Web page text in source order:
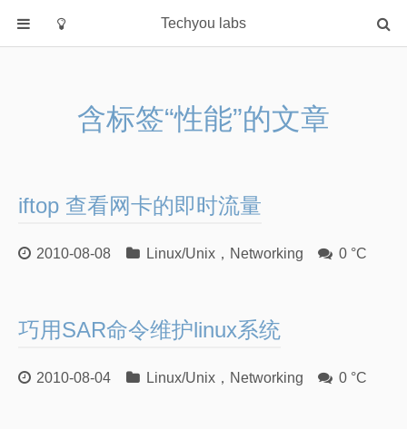
Techyou labs
Cloud
关于作者
含标签“性能”的文章
iftop 查看网卡的即时流量
2010-08-08 Linux/Unix， Networking 0 °C
巧用SAR命令维护linux系统
2010-08-04 Linux/Unix， Networking 0 °C